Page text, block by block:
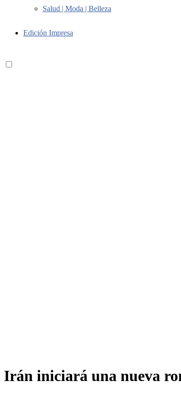
Salud | Moda | Belleza
Edición Impresa
Irán iniciará una nueva